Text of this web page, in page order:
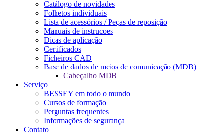
Catálogo de novidades
Folhetos individuais
Lista de acessórios / Peças de reposição
Manuais de instrucoes
Dicas de aplicação
Certificados
Ficheiros CAD
Base de dados de meios de comunicação (MDB)
Cabeçalho MDB
Serviço
BESSEY em todo o mundo
Cursos de formação
Perguntas frequentes
Informações de segurança
Contato